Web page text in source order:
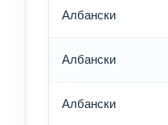
Албански
Албански
Албански